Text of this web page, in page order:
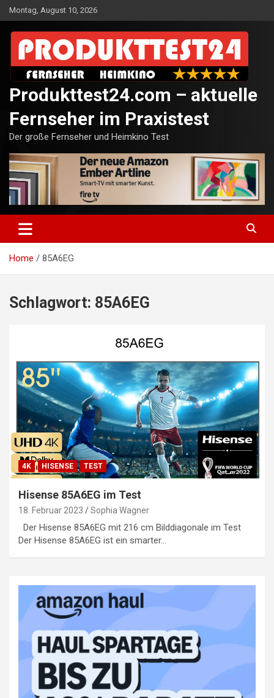
Skip
to
content
Montag, August 10, 2026
Produkttest24.com – aktuelle
Fernseher im Praxistest
Der große Fernseher und Heimkino Test
Home 85A6EG
Schlagwort: 85A6EG
4K HISENSE TEST
Hisense 85A6EG im Test
18. Februar 2023 Sophia Wagner
Der Hisense 85A6EG mit 216 cm Bilddiagonale im Test
Der Hisense 85A6EG ist ein smarter…